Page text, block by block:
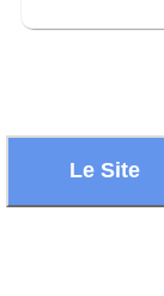
Le Site